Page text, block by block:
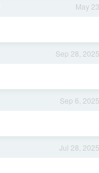
May 23
Sep 28, 2025
Sep 6, 2025
Jul 28, 2025